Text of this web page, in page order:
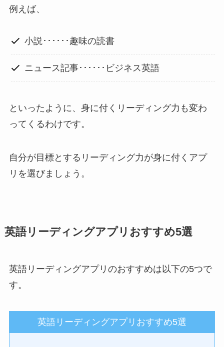
例えば、
小説･･････趣味の読書
ニュース記事･･････ビジネス英語
といったように、身に付くリーディング力も変わ
ってくるわけです。
自分が目標とするリーディング力が身に付くアプ
リを選びましょう。
英語リーディングアプリおすすめ5選
英語リーディングアプリのおすすめは以下の5つで
す。
英語リーディングアプリおすすめ5選